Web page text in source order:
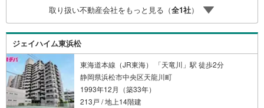
電話でのお問い合わせがスムーズにご案内できます。右下
の電話ボタンをタッチ！もしくはお気軽にお電話くださ
い。
取り扱い不動産会社をもっと見る（全1社）
ジェイハイム東浜松
東海道本線（JR東海） 「天竜川」駅 徒歩2分
静岡県浜松市中央区天龍川町
1993年12月（築33年）
213戸 / 地上14階建